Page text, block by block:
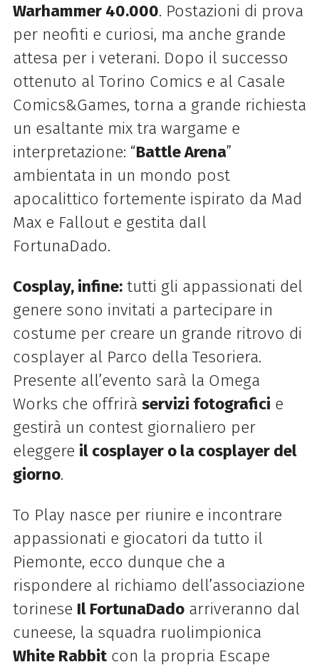
Warhammer 40.000. Postazioni di prova
per neofiti e curiosi, ma anche grande
attesa per i veterani. Dopo il successo
ottenuto al Torino Comics e al Casale
Comics&Games, torna a grande richiesta
un esaltante mix tra wargame e
interpretazione: “Battle Arena”
ambientata in un mondo post
apocalittico fortemente ispirato da Mad
Max e Fallout e gestita daIl
FortunaDado.
Cosplay, infine:tutti gli appassionati del
genere sono invitati a partecipare in
costume per creare un grande ritrovo di
cosplayer al Parco della Tesoriera.
Presente all’evento sarà la Omega
Works che offrirà servizi fotografici e
gestirà un contest giornaliero per
eleggere il cosplayer o la cosplayer del
giorno.
To Play nasce per riunire e incontrare
appassionati e giocatori da tutto il
Piemonte, ecco dunque che a
rispondere al richiamo dell’associazione
torinese Il FortunaDadoarriveranno dal
cuneese, la squadra ruolimpionica
White Rabbitcon la propria Escape